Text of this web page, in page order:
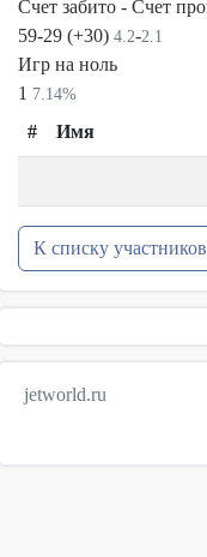
Счет забито - Счет
59-29 (+30) 4.2-2.1
Игр на ноль
1 7.14%
# Имя
К списку участников
jetworld.ru